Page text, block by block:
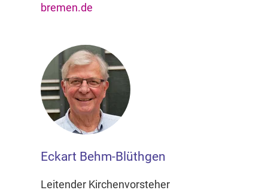
bremen.de
Eckart Behm-Blüthgen
Leitender Kirchenvorsteher